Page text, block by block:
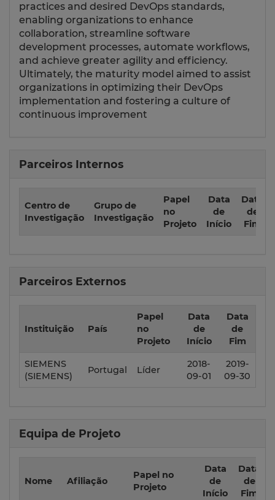
practices and desired DevOps standards,
enabling organizations to enhance
collaboration, streamline software
development processes, automate workflows,
and achieve greater agility and efficiency.
Ultimately, the maturity model aimed to assist
organizations in optimizing their DevOps
implementation and fostering a culture of
continuous improvement
Parceiros Internos
Centro de
Investigação
Grupo de
Investigação
Papel
no
Projeto
Data
de
Início
Data
de
Fim
Parceiros Externos
Instituição País
Papel
no
Projeto
Data
de
Início
Data
de
Fim
SIEMENS
(SIEMENS)
Portugal Líder
2018-
09-01
2019-
09-30
Equipa de Projeto
Nome Afiliação
Papel no
Projeto
Data
de
Início
Data
de
Fim